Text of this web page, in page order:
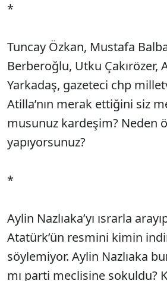
*
Tuncay Özkan, Mustafa
Berberoğlu, Utku Çakırözer,
Yarkadaş, gazeteci chp
Atilla’nın merak ettiğini siz
musunuz kardeşim? Neden
yapıyorsunuz?
*
Aylin Nazlıaka’yı ısrarla
Atatürk’ün resmini kimin
söylemiyor. Aylin Nazlıaka
mı parti meclisine sokuldu?